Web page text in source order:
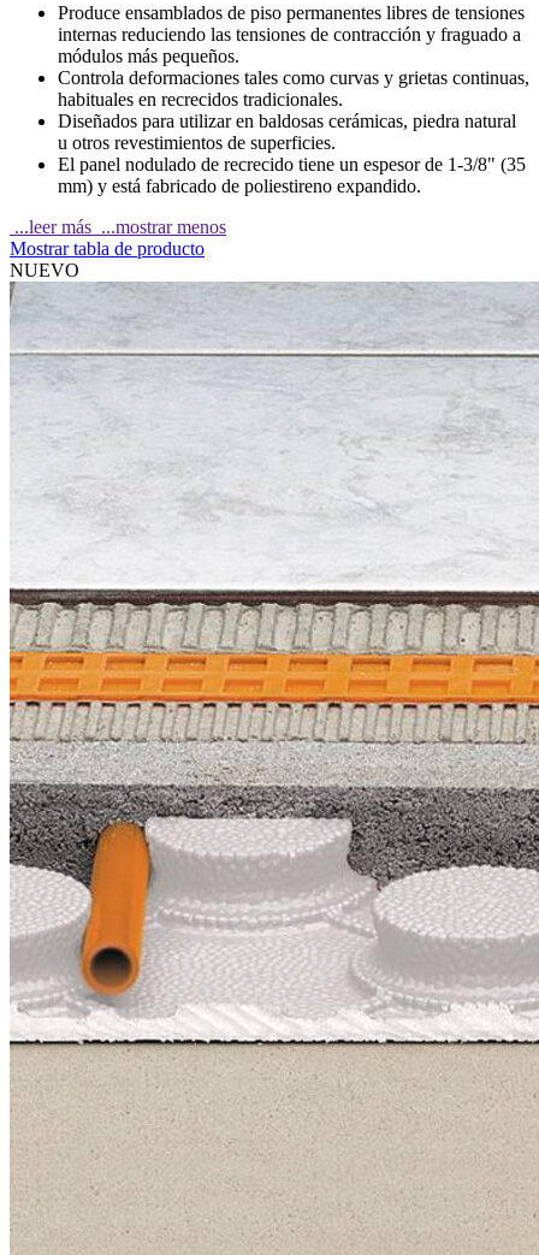
Produce ensamblados de piso permanentes libres de tensiones
internas reduciendo las tensiones de contracción y fraguado a
módulos más pequeños.
Controla deformaciones tales como curvas y grietas continuas,
habituales en recrecidos tradicionales.
Diseñados para utilizar en baldosas cerámicas, piedra natural
u otros revestimientos de superficies.
El panel nodulado de recrecido tiene un espesor de 1-3/8" (35
mm) y está fabricado de poliestireno expandido.
...leer más ...mostrar menos
Mostrar tabla de producto
NUEVO